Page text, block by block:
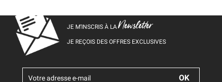
JE M’INSCRIS À LANewsletter
JE REÇOIS DES OFFRES EXCLUSIVES